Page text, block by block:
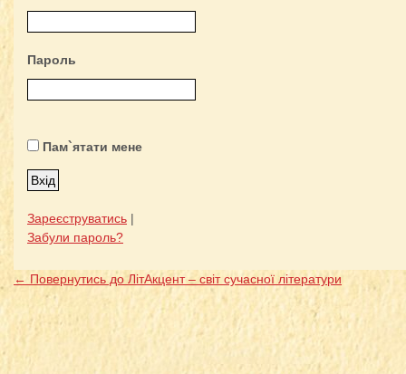
Пароль
Пам`ятати мене
Зареєструватись |
Забули пароль?
← Повернутись до ЛітАкцент – світ сучасної літератури